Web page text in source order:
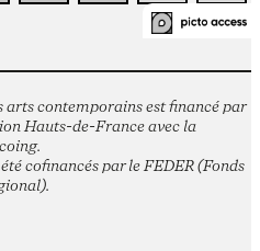
contemporains est financé par
Hauts-de-France avec la
cofinancés par le FEDER (Fonds